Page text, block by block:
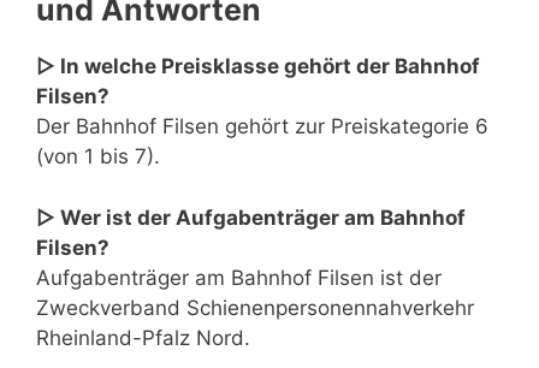
und Antworten
▷ In welche Preisklasse gehört der Bahnhof
Filsen?
Der Bahnhof Filsen gehört zur Preiskategorie 6
(von 1 bis 7).
▷ Wer ist der Aufgabenträger am Bahnhof
Filsen?
Aufgabenträger am Bahnhof Filsen ist der
Zweckverband Schienenpersonennahverkehr
Rheinland-Pfalz Nord.